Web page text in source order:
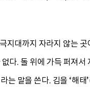
대까지 자라지 않는
다. 돌 위에 가득 퍼져
는 말을 쓴다. 김을 ‘해